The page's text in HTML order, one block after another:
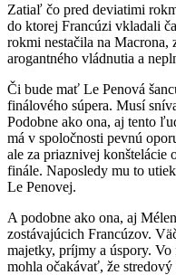
Zatiaľ čo pred deviatimi
do ktorej Francúzi vkladali
rokmi nestačila na
arogantného vládnutia a
Či bude mať Le Penová
finálového súpera. Musí
Podobne ako ona, aj tento
má v spoločnosti pevnú
ale za priaznivej
finále. Naposledy mu to
Le Penovej.
A podobne ako ona, aj
zostávajúcich Francúzov.
majetky, príjmy a úspory.
mohla očakávať, že